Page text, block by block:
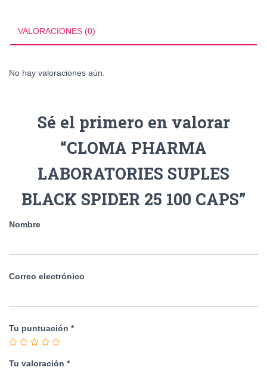
VALORACIONES (0)
No hay valoraciones aún.
Sé el primero en valorar
“CLOMA PHARMA
LABORATORIES SUPLES
BLACK SPIDER 25 100 CAPS”
Nombre
Correo electrónico
Tu puntuación *
Tu valoración *